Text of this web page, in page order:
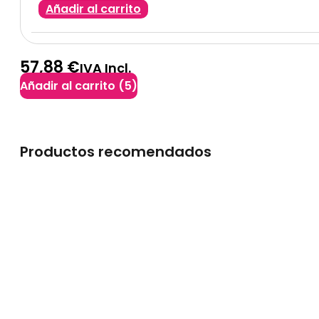
Añadir al carrito
57,88 €IVA Incl.
Añadir al carrito (5)
Productos recomendados